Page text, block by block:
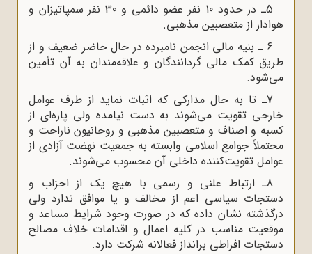
5ـ در حدود 10 نفر عضو دائمی و 30 نفر سمپاتیزان و
هوادار از متعصبین مذهبی.
6 ـ بنیه مالی انجمن نامبرده در حال حاضر ضعیف و از
طریق کمک مالی گردانندگان و علاقه‌مندان به آن تأمین
می‌شود.
7ـ تا به حال مدارکی که اثبات نماید از طرف عوامل
خارجی تقویت می‌شوند به دست نیامده ولی پاره‌ای از
کسبه و اصناف و متعصبین مذهبی و روحانیون ناراحت و
محتملاً جوامع اسلامی وابسته به جمعیت نهضت آزادی از
عوامل تقویت‌کننده داخلی آن محسوب می‌شوند.
8ـ ارتباط علنی و رسمی با هیچ یک از احزاب و
دستجات سیاسی اعم از مخالف و یا موافق ندارد ولی
درگذشته نشان داده که در صورت وجود شرایط مساعد و
موقعیت مناسب در کلیه اعمال و اقدامات خلاف مصالح
دستجات افراطی برانداز فعالانه شرکت دارد.